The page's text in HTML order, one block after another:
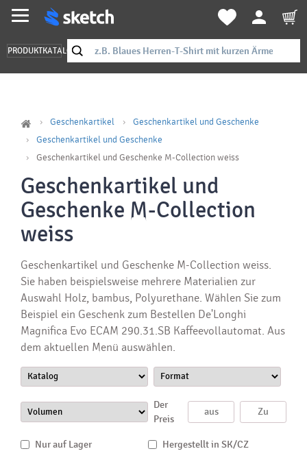
PRODUKTKATALOG
Geschenkartikel
Geschenkartikel und Geschenke
Geschenkartikel und Geschenke
Geschenkartikel und Geschenke M-Collection weiss
Geschenkartikel und
Geschenke M-Collection
weiss
Geschenkartikel und Geschenke M-Collection weiss.
Sie haben beispielsweise mehrere Materialien zur
Auswahl Holz, bambus, Polyurethane. Wählen Sie zum
Beispiel ein Geschenk zum Bestellen De'Longhi
Magnifica Evo ECAM 290.31.SB Kaffeevollautomat. Aus
dem aktuellen Menü auswählen.
Der
Preis
Nur auf Lager Hergestellt in SK/CZ